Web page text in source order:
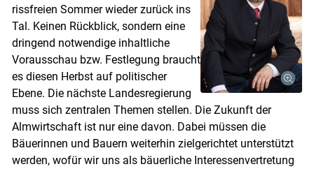
rissfreien Sommer wieder zurück ins
Tal. Keinen Rückblick, sondern eine
dringend notwendige inhaltliche
Vorausschau bzw. Festlegung braucht
es diesen Herbst auf politischer
Ebene. Die nächste Landesregierung
muss sich zentralen Themen stellen. Die Zukunft der
Almwirtschaft ist nur eine davon. Dabei müssen die
Bäuerinnen und Bauern weiterhin zielgerichtet unterstützt
werden, wofür wir uns als bäuerliche Interessenvertretung